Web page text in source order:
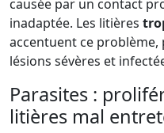
causée par un contact
inadaptée. Les litières
accentuent ce
lésions sévères et
Parasites :
litières mal